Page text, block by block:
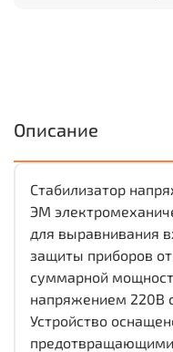
Описание
Стабилизатор
ЭМ
для выравнивания
защиты приборов
суммарной
напряжением 220В
Устройство
предотвращающими